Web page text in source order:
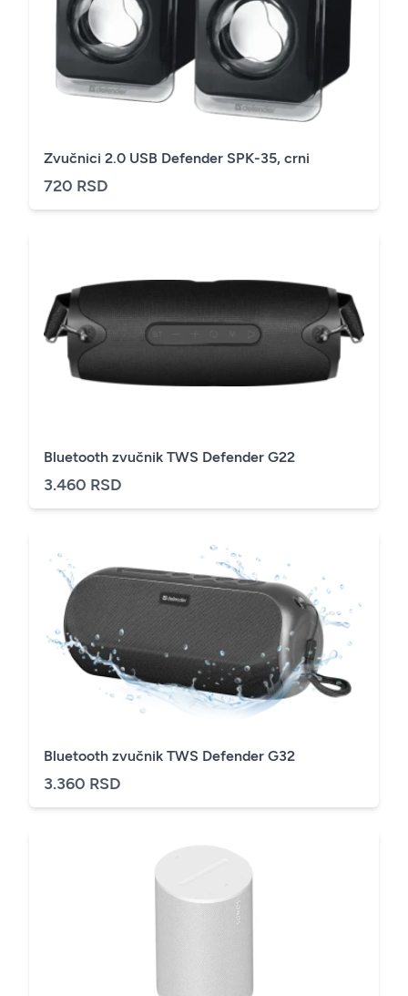
Zvučnici 2.0 USB Defender SPK-35, crni
720 RSD
Bluetooth zvučnik TWS Defender G22
3.460 RSD
Bluetooth zvučnik TWS Defender G32
3.360 RSD